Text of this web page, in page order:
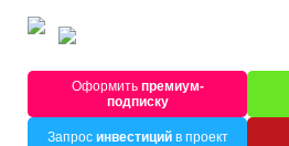
Оформитьпремиум-
подписку
Запрос инвестицийв проект